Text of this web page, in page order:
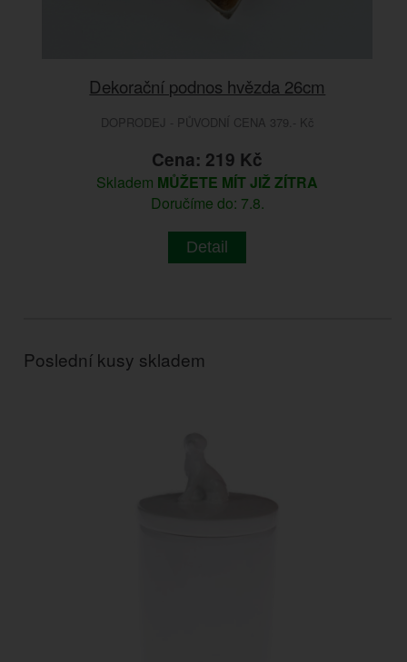
Dekorační podnos hvězda 26cm
DOPRODEJ - PŮVODNÍ CENA 379.- Kč
Cena: 219 Kč
Skladem MŮŽETE MÍT JIŽ ZÍTRA
Doručíme do: 7.8.
Detail
Poslední kusy skladem